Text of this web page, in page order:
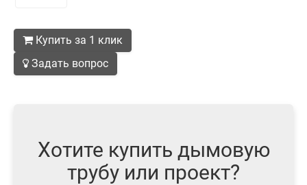
Купить за 1 клик
Задать вопрос
Хотите купить дымовую
трубу или проект?